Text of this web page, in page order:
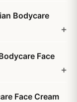
Bodycare
Face
Face Cream